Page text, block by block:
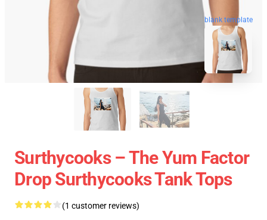
blank template
Surthycooks – The Yum Factor
Drop Surthycooks Tank Tops
(1 customer reviews)